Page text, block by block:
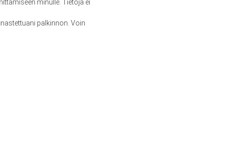
minulle. Tietoja ei
palkinnon. Voin